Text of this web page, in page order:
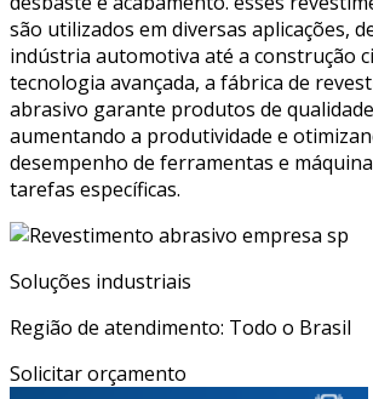
são utilizados em diversas aplicações,
indústria automotiva até a construção
tecnologia avançada, a fábrica de
abrasivo garante produtos de
aumentando a produtividade e
desempenho de ferramentas e
tarefas específicas.
Soluções industriais
Região de atendimento: Todo o Brasil
Solicitar orçamento